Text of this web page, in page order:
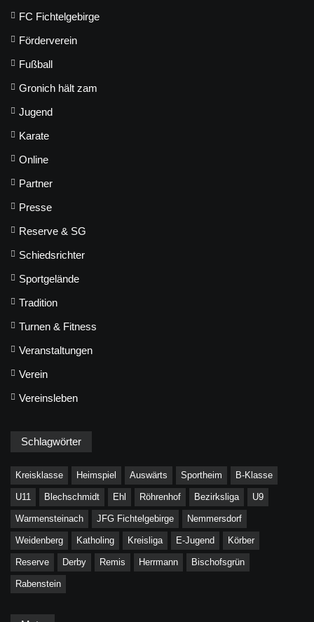
FC Fichtelgebirge
Förderverein
Fußball
Gronich hält zam
Jugend
Karate
Online
Partner
Presse
Reserve & SG
Schiedsrichter
Sportgelände
Tradition
Turnen & Fitness
Veranstaltungen
Verein
Vereinsleben
Schlagwörter
Kreisklasse Heimspiel Auswärts Sportheim B-Klasse
U11 Blechschmidt Ehl Röhrenhof Bezirksliga U9
Warmensteinach JFG Fichtelgebirge Nemmersdorf
Weidenberg Katholing Kreisliga E-Jugend Körber
Reserve Derby Remis Herrmann Bischofsgrün
Rabenstein